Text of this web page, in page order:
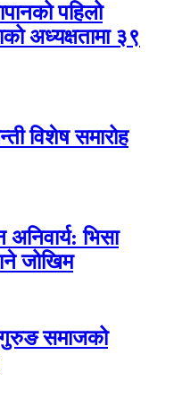
पहिलो
अध्यक्षतामा ३९
विशेष समारोह
भिसा
जोखिम
गुरुङ समाजको